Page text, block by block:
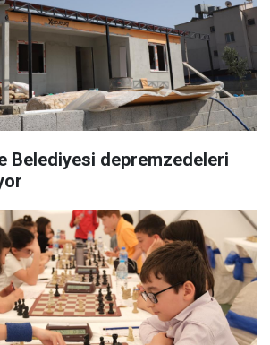
Belediyesi depremzedeleri